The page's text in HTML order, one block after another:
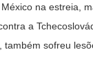
na estreia,
a
também sofreu